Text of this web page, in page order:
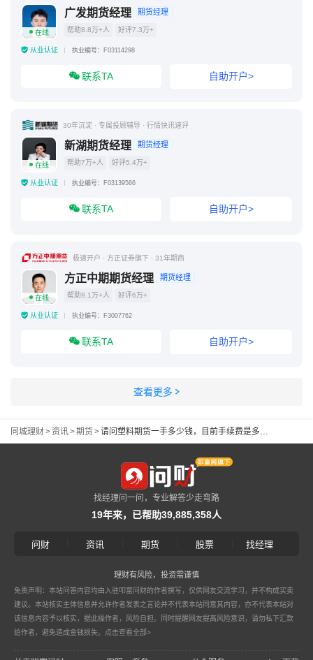
在线
广发期货经理 期货经理
帮助8.8万+人 好评7.3万+
从业认证 执业编号：F03114298
联系TA 自助开户>
30年沉淀 · 专属投顾辅导 · 行情快讯速评
在线
新湖期货经理 期货经理
帮助7万+人 好评5.4万+
从业认证 执业编号：F03139566
联系TA 自助开户>
极速开户 · 方正证券旗下 · 31年期商
在线
方正中期期货经理 期货经理
帮助9.1万+人 好评6万+
从业认证 执业编号：F3007762
联系TA 自助开户>
查看更多
同城理财>资讯>期货> 请问塑料期货一手多少钱，目前手续费是多少？
找经理问一问，专业解答少走弯路
19年来，已帮助39,885,358人
问财 资讯 期货 股票 找经理
理财有风险，投资需谨慎
免责声明：本站问答内容均由入驻叩富问财的作者撰写，仅供网友交流学习，并不构成买卖
建议。本站核实主体信息并允许作者发表之言论并不代表本站同意其内容，亦不代表本站对
该信息内容予以核实，据此操作者，风险自担。同时提醒网友提高风险意识，请勿私下汇款
给作者，避免造成金钱损失。 点击查看全部>